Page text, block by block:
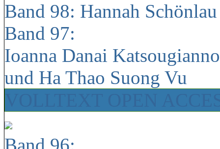
Band 98: Hannah
Band 97:
Ioanna Danai
und Ha Thao Suong Vu